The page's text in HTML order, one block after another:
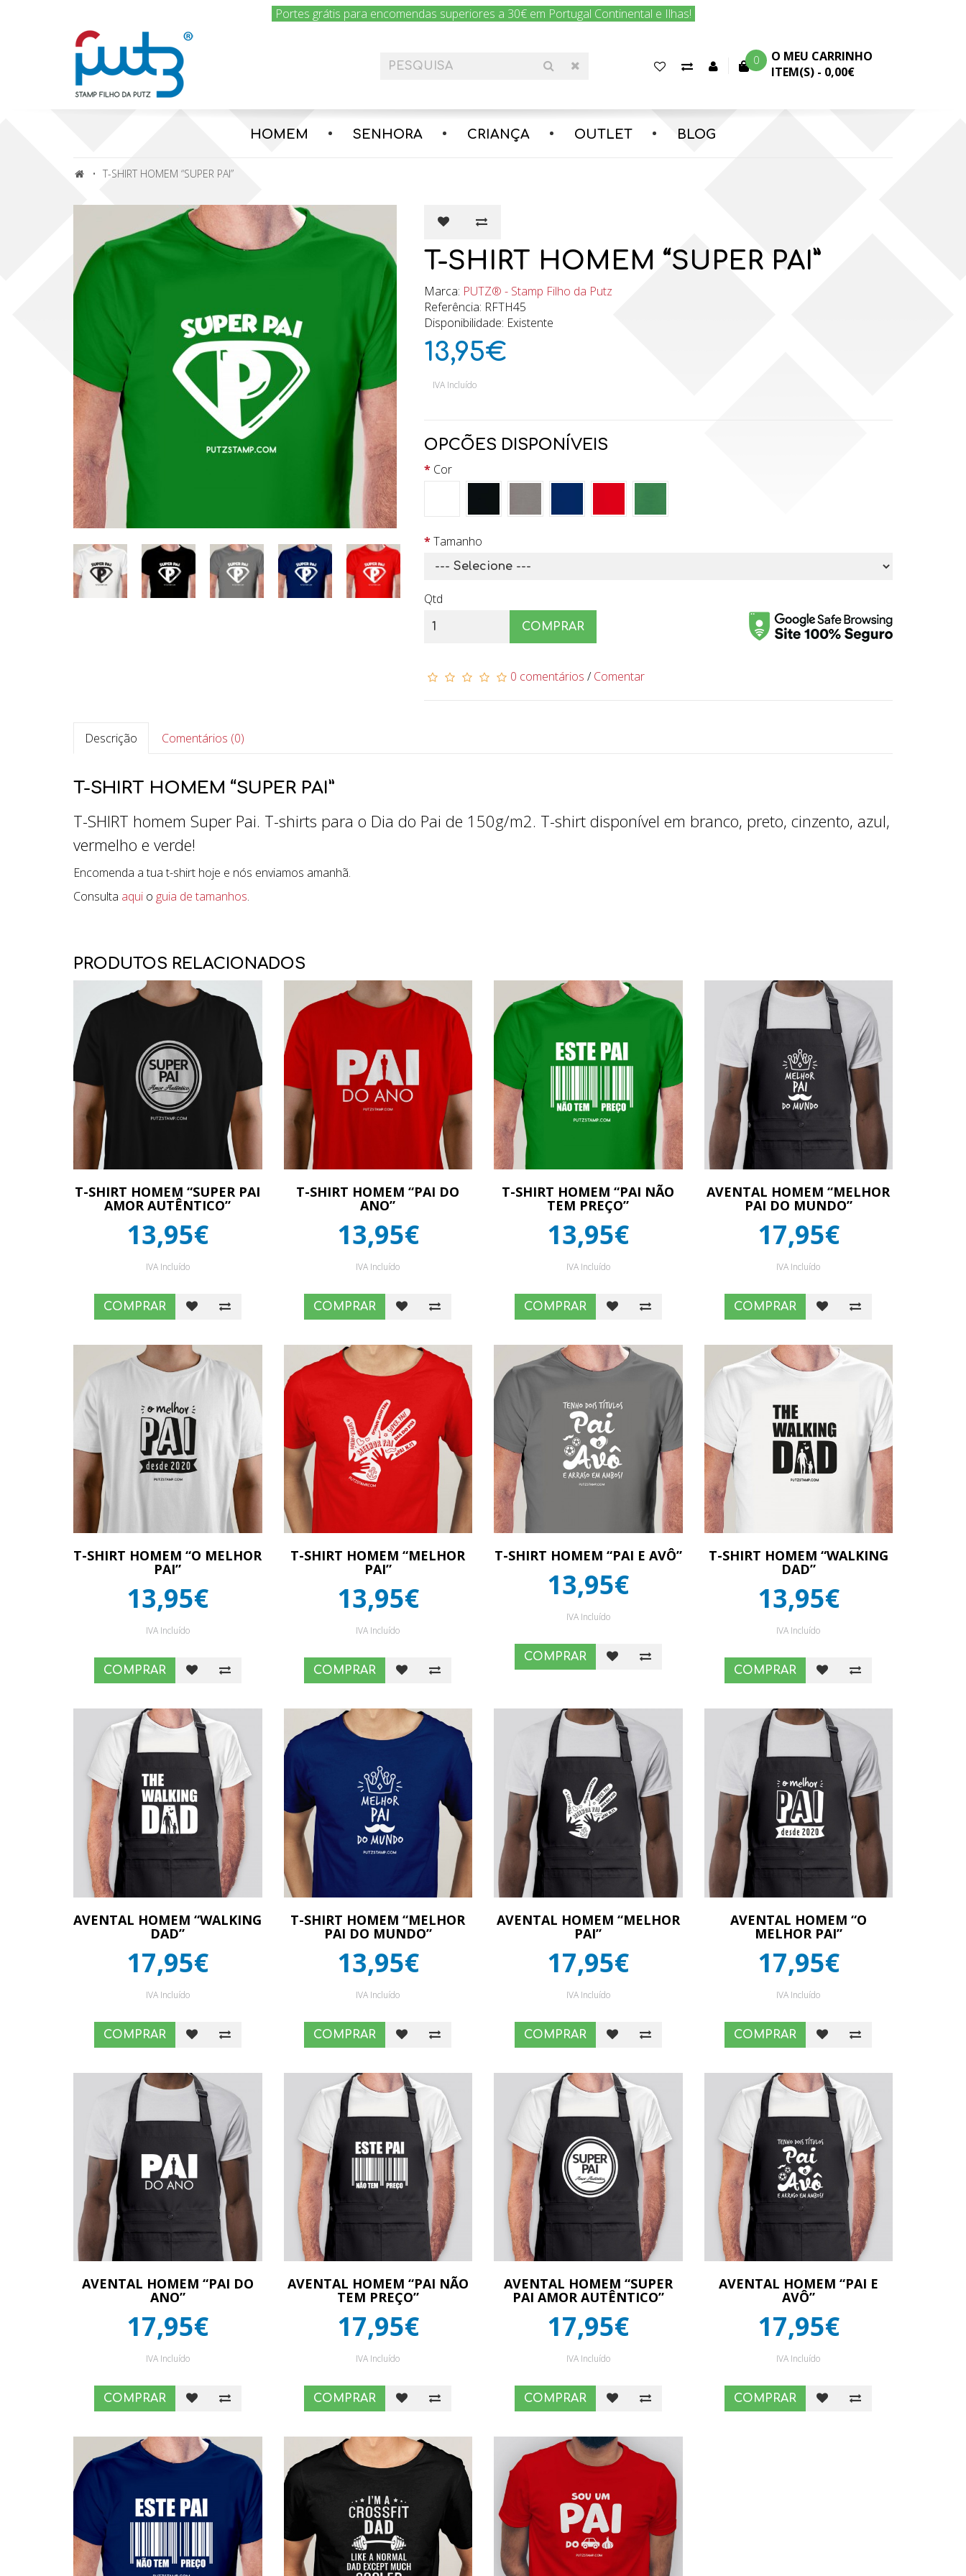
Portes grátis para encomendas superiores a 30€ em Portugal Continental e Ilhas!
FavoritosComparar
Conta 0
O MEU CARRINHO
ITEM(S) - 0,00€
HOMEM SENHORA CRIANÇA OUTLET BLOG
T-SHIRT HOMEM “SUPER PAI”
T-SHIRT HOMEM “SUPER PAI”
Marca: PUTZ® - Stamp Filho da Putz
Referência: RFTH45
Disponibilidade: Existente
13,95€
IVA Incluído
OPCÕES DISPONÍVEIS
Cor
Tamanho
Qtd
COMPRAR
0 comentários /Comentar
Descrição Comentários (0)
T-SHIRT HOMEM “SUPER PAI”
T-SHIRT homem Super Pai. T-shirts para o Dia do Pai de 150g/m2. T-shirt disponível em branco, preto, cinzento, azul,
vermelho e verde!
Encomenda a tua t-shirt hoje e nós enviamos amanhã.
Consulta aqui o guia de tamanhos.
PRODUTOS RELACIONADOS
T-SHIRT HOMEM “SUPER PAI
AMOR AUTÊNTICO”
13,95€
IVA Incluído
COMPRAR
T-SHIRT HOMEM “PAI DO
ANO”
13,95€
IVA Incluído
COMPRAR
T-SHIRT HOMEM “PAI NÃO
TEM PREÇO”
13,95€
IVA Incluído
COMPRAR
AVENTAL HOMEM “MELHOR
PAI DO MUNDO”
17,95€
IVA Incluído
COMPRAR
T-SHIRT HOMEM “O MELHOR
PAI”
13,95€
IVA Incluído
COMPRAR
T-SHIRT HOMEM “MELHOR
PAI”
13,95€
IVA Incluído
COMPRAR
T-SHIRT HOMEM “PAI E AVÔ”
13,95€
IVA Incluído
COMPRAR
T-SHIRT HOMEM “WALKING
DAD”
13,95€
IVA Incluído
COMPRAR
AVENTAL HOMEM “WALKING
DAD”
17,95€
IVA Incluído
COMPRAR
T-SHIRT HOMEM “MELHOR
PAI DO MUNDO”
13,95€
IVA Incluído
COMPRAR
AVENTAL HOMEM “MELHOR
PAI”
17,95€
IVA Incluído
COMPRAR
AVENTAL HOMEM “O
MELHOR PAI”
17,95€
IVA Incluído
COMPRAR
AVENTAL HOMEM “PAI DO
ANO”
17,95€
IVA Incluído
COMPRAR
AVENTAL HOMEM “PAI NÃO
TEM PREÇO”
17,95€
IVA Incluído
COMPRAR
AVENTAL HOMEM “SUPER
PAI AMOR AUTÊNTICO”
17,95€
IVA Incluído
COMPRAR
AVENTAL HOMEM “PAI E
AVÔ”
17,95€
IVA Incluído
COMPRAR